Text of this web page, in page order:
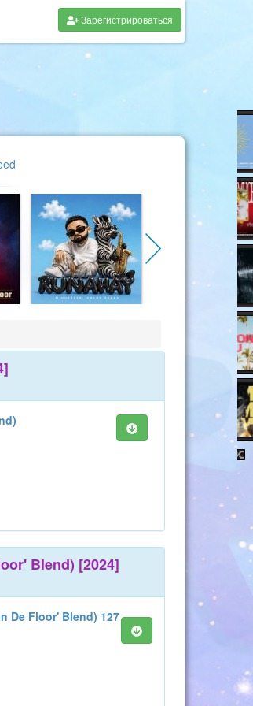
Зарегистрироваться
Blend) [2024]
De Floor' Blend) 127